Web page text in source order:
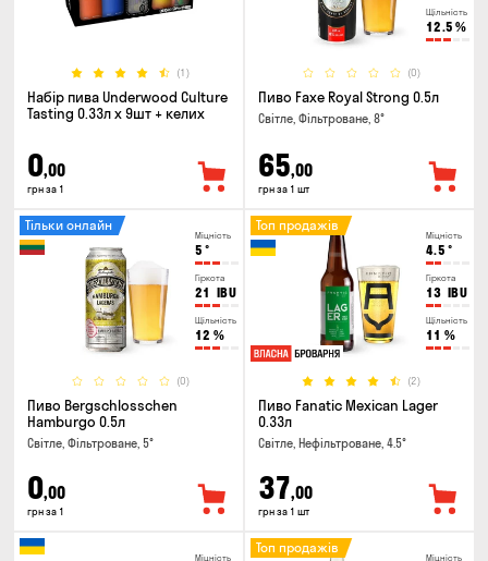
(1)
Набір пива Underwood Culture
Tasting 0.33л x 9шт + келих
0,00
грн за 1
Щільність
12.5 %
(0)
Пиво Faxe Royal Strong 0.5л
Світле, Фільтроване, 8°
65,00
грн за 1 шт
Міцність
5 °
Гіркота
21 IBU
Щільність
12 %
(0)
Тільки онлайн
Пиво Bergschlosschen
Hamburgo 0.5л
Світле, Фільтроване, 5°
0,00
грн за 1
Міцність
4.5 °
Гіркота
13 IBU
Щільність
11 %
(2)
Топ продажів
Пиво Fanatic Mexican Lager
0.33л
Світле, Нефільтроване, 4.5°
37,00
грн за 1 шт
Міцність Міцність
Топ продажів